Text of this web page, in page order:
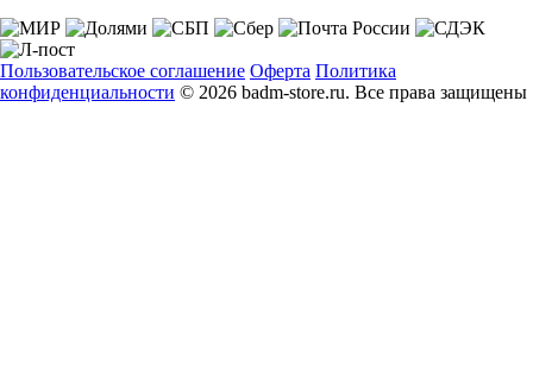
Пользовательское соглашение Оферта Политика
конфиденциальности © 2026 badm-store.ru. Все права защищены